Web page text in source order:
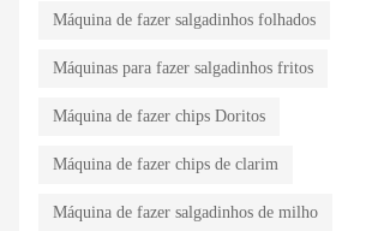
Máquina de fazer salgadinhos folhados
Máquinas para fazer salgadinhos fritos
Máquina de fazer chips Doritos
Máquina de fazer chips de clarim
Máquina de fazer salgadinhos de milho